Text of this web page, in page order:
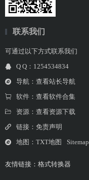
联系我们
可通过以下方式联系我们
Q Q：1254534834
导航： 查看站长导航
软件： 查看软件合集
资源： 查看资源下载
链接： 免责声明
地图： TXT地图 Sitemap
友情链接： 格式转换器